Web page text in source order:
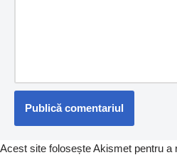
Acest site folosește Akismet pentru a